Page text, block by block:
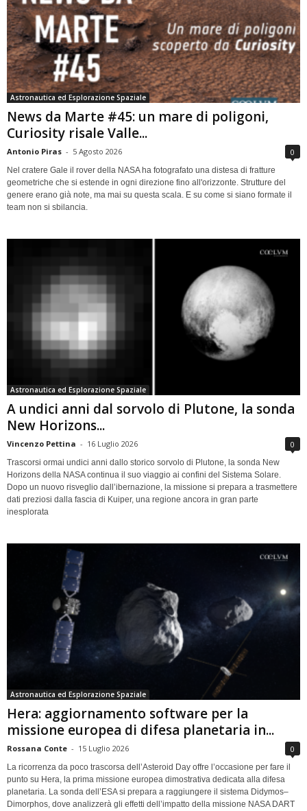
Astronautica ed Esplorazione Spaziale
News da Marte #45: un mare di poligoni,
Curiosity risale Valle...
Antonio Piras - 5 Agosto 2026 0
Nel cratere Gale il rover della NASA ha fotografato una distesa di fratture
geometriche che si estende in ogni direzione fino all'orizzonte. Strutture del
genere erano già note, ma mai su questa scala. E su come si siano formate il
team non si sbilancia.
Astronautica ed Esplorazione Spaziale
A undici anni dal sorvolo di Plutone, la sonda
New Horizons...
Vincenzo Pettina - 16 Luglio 2026 0
Trascorsi ormai undici anni dallo storico sorvolo di Plutone, la sonda New
Horizons della NASA continua il suo viaggio ai confini del Sistema Solare.
Dopo un nuovo risveglio dall’ibernazione, la missione si prepara a trasmettere
dati preziosi dalla fascia di Kuiper, una regione ancora in gran parte
inesplorata
Astronautica ed Esplorazione Spaziale
Hera: aggiornamento software per la
missione europea di difesa planetaria in...
Rossana Conte - 15 Luglio 2026 0
La ricorrenza da poco trascorsa dell’Asteroid Day offre l’occasione per fare il
punto su Hera, la prima missione europea dimostrativa dedicata alla difesa
planetaria. La sonda dell’ESA si prepara a raggiungere il sistema Didymos–
Dimorphos, dove analizzerà gli effetti dell’impatto della missione NASA DART